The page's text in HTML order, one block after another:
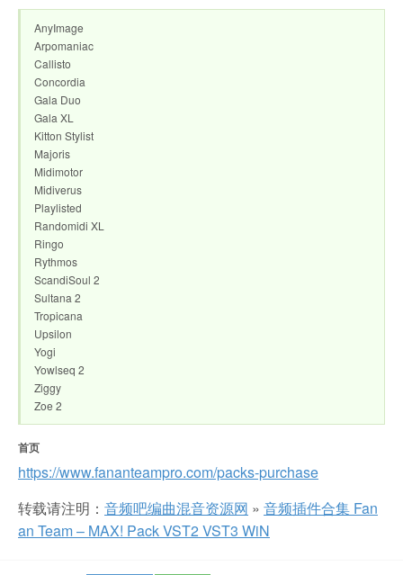
AnyImage
Arpomaniac
Callisto
Concordia
Gala Duo
Gala XL
Kitton Stylist
Majoris
Midimotor
Midiverus
Playlisted
Randomidi XL
Ringo
Rythmos
ScandiSoul 2
Sultana 2
Tropicana
Upsilon
Yogi
Yowlseq 2
Ziggy
Zoe 2
首页
https://www.fananteampro.com/packs-purchase
转载请注明： 音频吧编曲混音资源网 » 音频插件合集 Fan
an Team – MAX! Pack VST2 VST3 WiN